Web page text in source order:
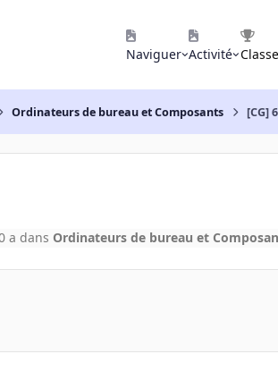
Naviguer Activité
Ordinateurs de bureau et Composants [CG]
a dans Ordinateurs de bureau et